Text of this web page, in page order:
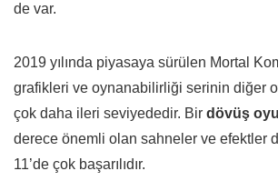
de var.
2019 yılında piyasaya sürülen Mortal
grafikleri ve oynanabilirliği serinin diğer
çok daha ileri seviyededir. Bir dövüş
derece önemli olan sahneler ve efektler
11’de çok başarılıdır.